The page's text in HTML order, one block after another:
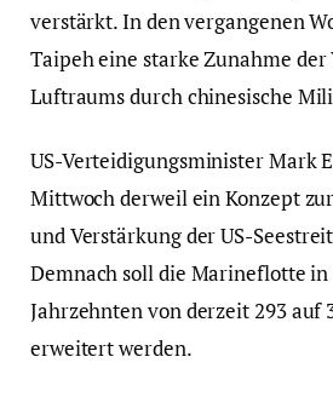
verstärkt. In den vergangenen
Taipeh eine starke Zunahme der
Luftraums durch chinesische
US-Verteidigungsminister Mark
Mittwoch derweil ein Konzept
und Verstärkung der US-
Demnach soll die Marineflotte
Jahrzehnten von derzeit 293 auf
erweitert werden.